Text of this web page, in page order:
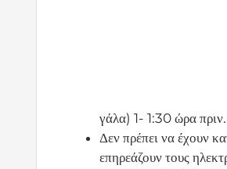
γάλα) 1- 1:30 ώρα πριν.
Δεν πρέπει να έχουν
επηρεάζουν τους